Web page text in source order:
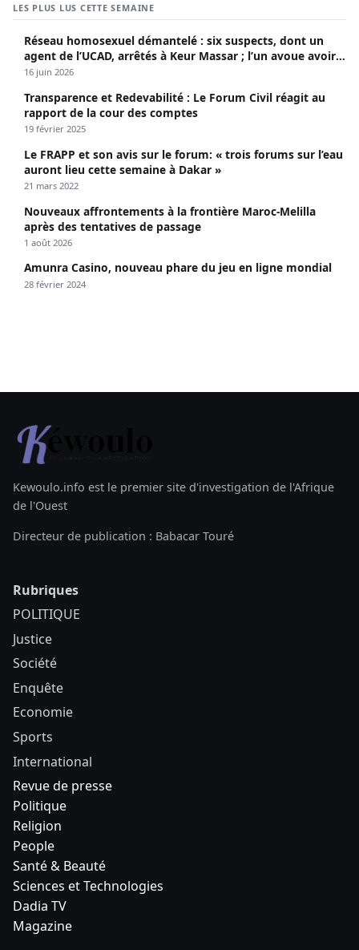
LES PLUS LUS CETTE SEMAINE
Réseau homosexuel démantelé : six suspects, dont un
agent de l’UCAD, arrêtés à Keur Massar ; l’un avoue avoir
propagé le VIH depuis 2018
16 juin 2026
Transparence et Redevabilité : Le Forum Civil réagit au
rapport de la cour des comptes
19 février 2025
Le FRAPP et son avis sur le forum: « trois forums sur l’eau
auront lieu cette semaine à Dakar »
21 mars 2022
Nouveaux affrontements à la frontière Maroc-Melilla
après des tentatives de passage
1 août 2026
Amunra Casino, nouveau phare du jeu en ligne mondial
28 février 2024
Kewoulo.info est le premier site d'investigation de l'Afrique
de l'Ouest
Directeur de publication : Babacar Touré
Rubriques
POLITIQUE
Justice
Société
Enquête
Economie
Sports
International
Revue de presse
Politique
Religion
People
Santé & Beauté
Sciences et Technologies
Dadia TV
Magazine